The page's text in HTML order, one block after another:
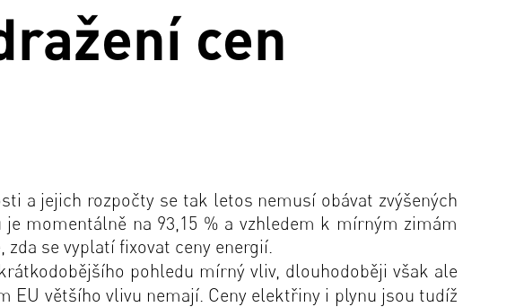
cen
a jejich rozpočty se tak letos nemusí obávat zvýšených
momentálně na 93,15 % a vzhledem k mírným zimám
se vyplatí fixovat ceny energií.
pohledu mírný vliv, dlouhodoběji však ale
EU většího vlivu nemají. Ceny elektřiny i plynu jsou tudíž